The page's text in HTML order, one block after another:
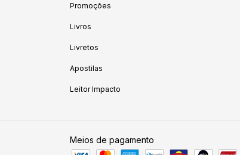
Promoções
Livros
Livretos
Apostilas
Leitor Impacto
Meios de pagamento